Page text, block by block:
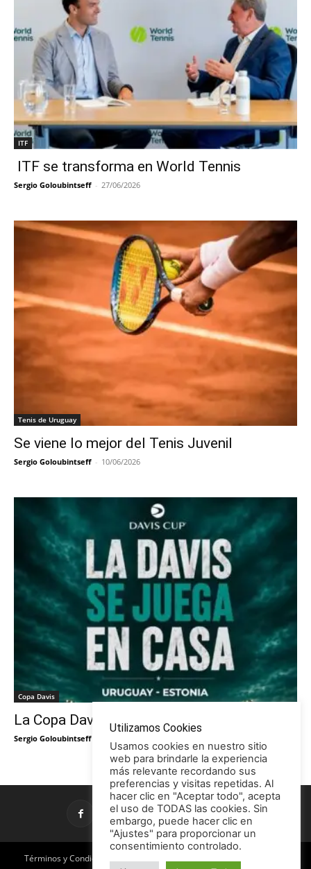
ITF
ITF se transforma en World Tennis
Sergio Goloubintseff - 27/06/2026
Tenis de Uruguay
Se viene lo mejor del Tenis Juvenil
Sergio Goloubintseff - 10/06/2026
Copa Davis
La Copa Davis vuelve al Círculo
Sergio Goloubintseff
Términos y Condiciones
Utilizamos Cookies
Usamos cookies en nuestro sitio
web para brindarle la experiencia
más relevante recordando sus
preferencias y visitas repetidas. Al
hacer clic en "Aceptar todo", acepta
el uso de TODAS las cookies. Sin
embargo, puede hacer clic en
"Ajustes" para proporcionar un
consentimiento controlado.